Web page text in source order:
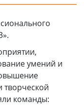
умений и
творческой
команды: